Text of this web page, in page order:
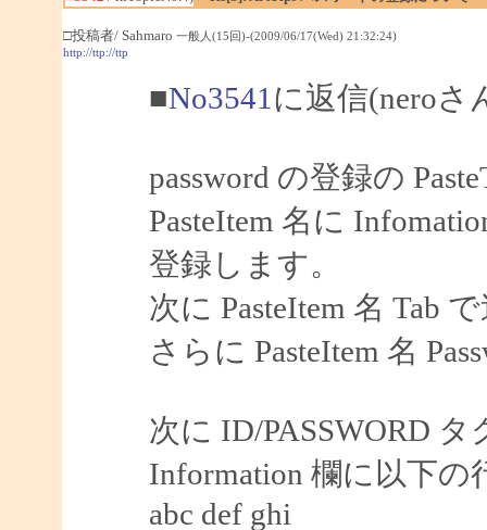
□投稿者/ Sahmaro 一般人(15回)-(2009/06/17(Wed) 21:32:24)
http://ttp://ttp
■No3541 に返信(neroさ
password の登録の
PasteItem 名に
登録します。
次に PasteItem 名 Tab
さらに PasteItem 名
次に ID/PASSWORD タ
Information 欄に以下の
abc def ghi